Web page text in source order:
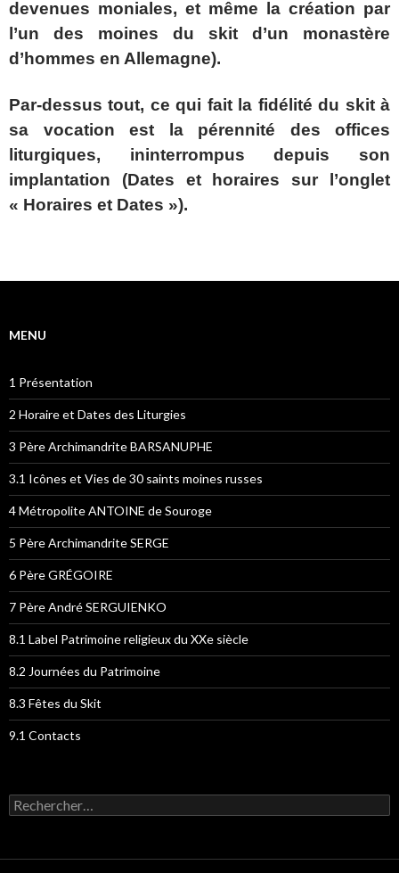
devenues moniales, et même la création par
l’un des moines du skit d’un monastère
d’hommes en Allemagne).
Par-dessus tout, ce qui fait la fidélité du skit à
sa vocation est la pérennité des offices
liturgiques, ininterrompus depuis son
implantation (Dates et horaires sur l’onglet
« Horaires et Dates »).
MENU
1 Présentation
2 Horaire et Dates des Liturgies
3 Père Archimandrite BARSANUPHE
3.1 Icônes et Vies de 30 saints moines russes
4 Métropolite ANTOINE de Souroge
5 Père Archimandrite SERGE
6 Père GRÉGOIRE
7 Père André SERGUIENKO
8.1 Label Patrimoine religieux du XXe siècle
8.2 Journées du Patrimoine
8.3 Fêtes du Skit
9.1 Contacts
Rechercher :